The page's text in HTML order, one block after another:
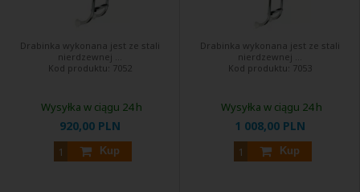
Drabinka wykonana jest ze stali
nierdzewnej ...
Kod produktu: 7052
920,00 PLN
Kup
Wysyłka w ciągu 24 h
Drabinka wykonana jest ze stali
nierdzewnej ...
Kod produktu: 7053
1 008,00 PLN
Kup
Wysyłka w ciągu 24 h